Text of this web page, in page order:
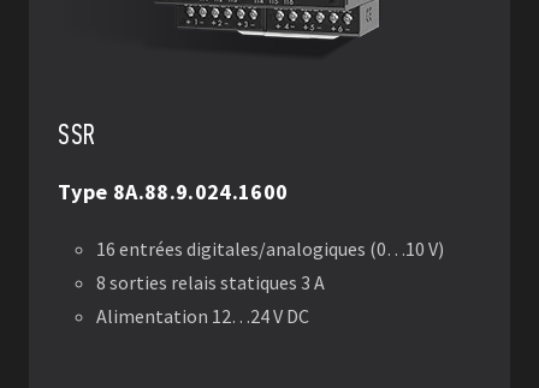
Type 8A.26.9.024.0600
6 entrées analogiques 0…10 V, 4…20 mA, PT
100
2 sorties analogiques 0…10 V, 4…20 mA